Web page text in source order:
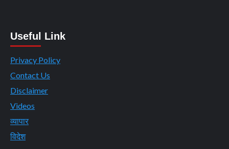
Useful Link
Privacy Policy
Contact Us
Disclaimer
Videos
व्यापार
विदेश